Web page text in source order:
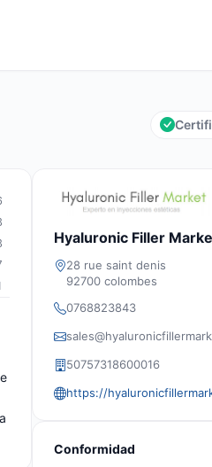
Hyaluronic Filler
28 rue saint denis
92700 colombes
0768823843
50757318600016
https://
Conformidad